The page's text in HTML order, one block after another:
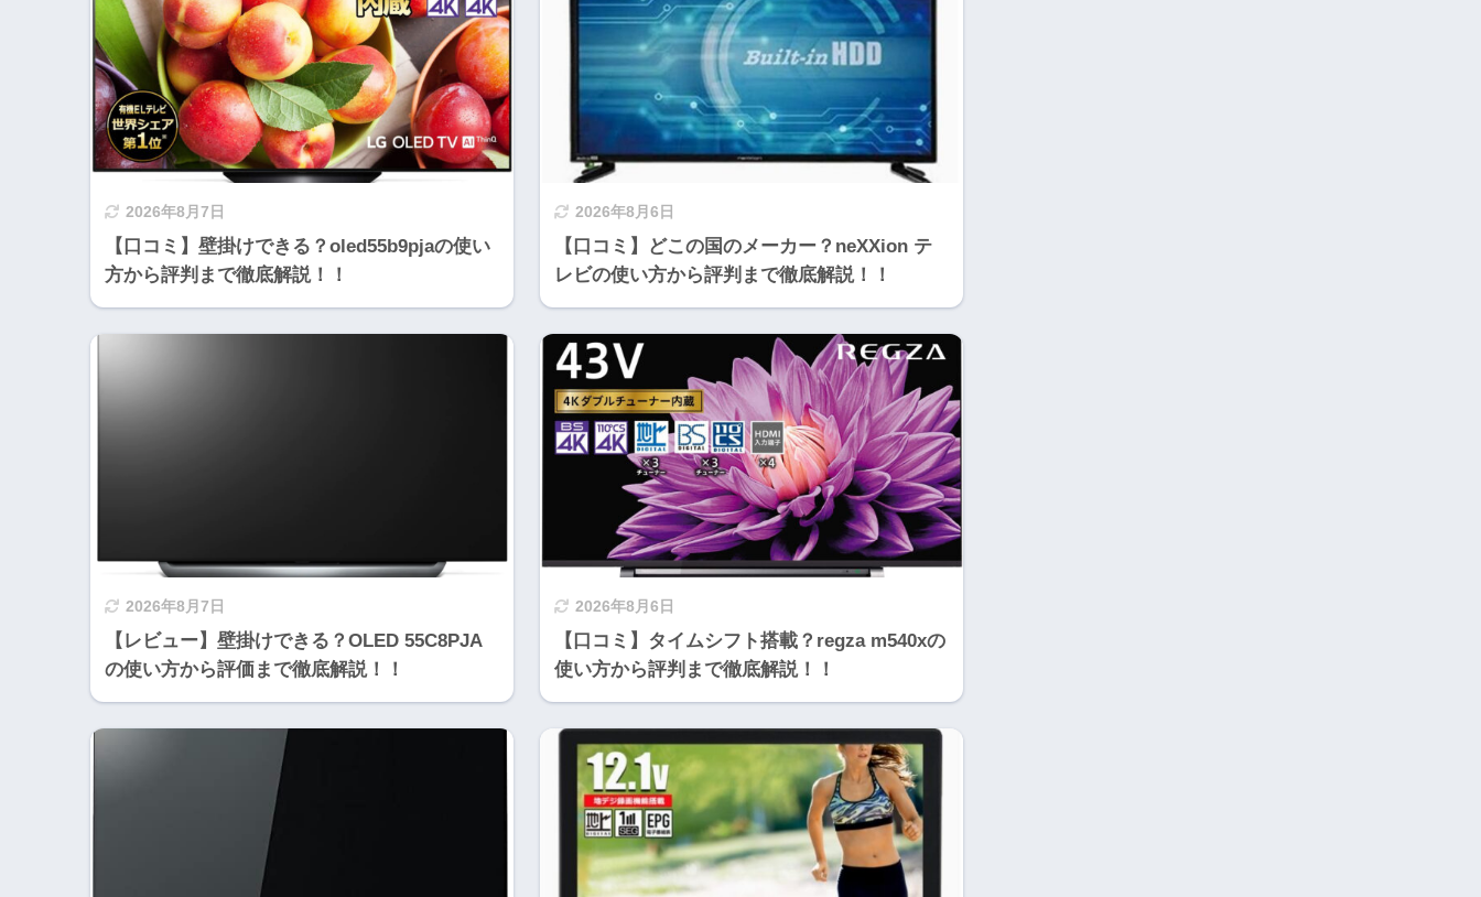
2026年8月7日
【口コミ】壁掛けできる？oled55b9pjaの使い
方から評判まで徹底解説！！
2026年8月6日
【口コミ】どこの国のメーカー？neXXion テ
レビの使い方から評判まで徹底解説！！
2026年8月7日
【レビュー】壁掛けできる？OLED 55C8PJA
の使い方から評価まで徹底解説！！
2026年8月6日
【口コミ】タイムシフト搭載？regza m540xの
使い方から評判まで徹底解説！！